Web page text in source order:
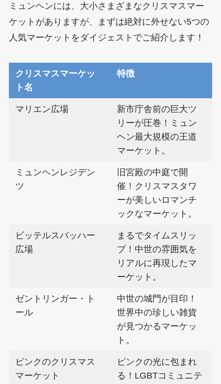
ミュンヘンには、大小さまざまなクリスマスマー
ケットがありますが、まずは絶対に外せない5つの
人気マーケットをダイジェストでご紹介します！
クリスマスマーケッ
ト名
特徴
マリエン広場
新市庁舎前の巨大ツ
リーが圧巻！ミュン
ヘン最大規模の王道
マーケット。
ミュンヘンレジデン
ツ
旧宮殿の中庭で開
催！クリスマスタワ
ーが美しいロマンチ
ックなマーケット。
ビッテルスバッハー
広場
まるでタイムスリッ
プ！中世の雰囲気を
リアルに再現したマ
ーケット。
ゼントリンガー・ト
ール
中世の城門が目印！
世界中の珍しい雑貨
が見つかるマーケッ
ト。
ピンクのクリスマス
マーケット
ピンクの光に包まれ
る！LGBTコミュニテ